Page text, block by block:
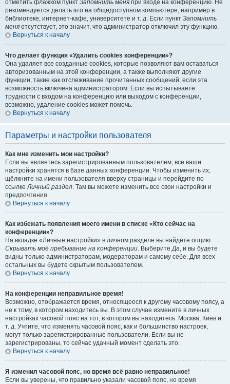
отметить флажком пункт Запомнить меня при входе на конференцию. Не
рекомендуется делать это на общедоступном компьютере, например в
библиотеке, интернет-кафе, университете и т. д. Если пункт Запомнить
меня отсутствует, это значит, что администратор отключил эту функцию.
Вернуться к началу
Что делает функция «Удалить cookies конференции»?
Она удаляет все созданные cookies, которые позволяют вам оставаться
авторизованным на этой конференции, а также выполняют другие
функции, такие как отслеживание прочитанных сообщений, если эта
возможность включена администратором. Если вы испытываете
трудности с входом на конференцию или выходом с конференции,
возможно, удаление cookies может помочь.
Вернуться к началу
Параметры и настройки пользователя
Как мне изменить мои настройки?
Если вы являетесь зарегистрированным пользователем, все ваши
настройки хранятся в базе данных конференции. Чтобы изменить их,
щёлкните на имени пользователя вверху страницы и перейдите по
ссылкеЛичный раздел. Там вы можете изменить все свои настройки и
предпочтения.
Вернуться к началу
Как избежать появления моего имени в списке «Кто сейчас на
конференции»?
На вкладке «Личные настройки» в личном разделе вы найдёте опцию
Скрывать моё пребывание на конференции. ВыберитеДа, и вы будете
видны только администраторам, модераторам и самому себе. Для всех
остальных вы будете скрытым пользователем.
Вернуться к началу
На конференции неправильное время!
Возможно, отображается время, относящееся к другому часовому поясу, а
не к тому, в котором находитесь вы. В этом случае измените в личных
настройках часовой пояс на тот, в котором вы находитесь: Москва, Киев и
т. д. Учтите, что изменять часовой пояс, как и большинство настроек,
могут только зарегистрированные пользователи. Если вы не
зарегистрированы, то сейчас удачный момент сделать это.
Вернуться к началу
Я изменил часовой пояс, но время всё равно неправильное!
Если вы уверены, что правильно указали часовой пояс, но время